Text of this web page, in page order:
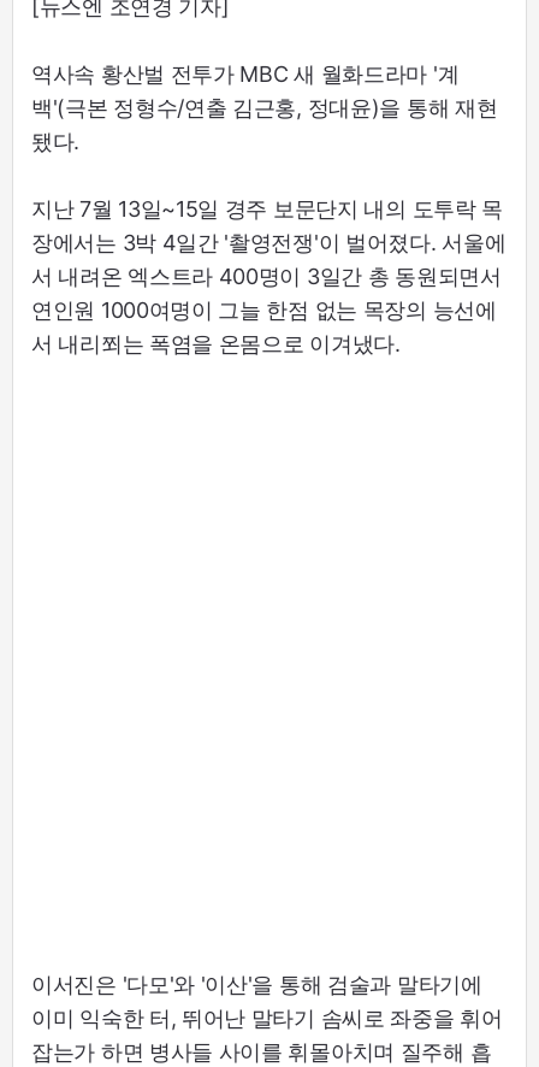
[뉴스엔 조연경 기자]
역사속 황산벌 전투가 MBC 새 월화드라마 '계
백'(극본 정형수/연출 김근홍, 정대윤)을 통해 재현
됐다.
지난 7월 13일~15일 경주 보문단지 내의 도투락 목
장에서는 3박 4일간 '촬영전쟁'이 벌어졌다. 서울에
서 내려온 엑스트라 400명이 3일간 총 동원되면서
연인원 1000여명이 그늘 한점 없는 목장의 능선에
서 내리쬐는 폭염을 온몸으로 이겨냈다.
이서진은 '다모'와 '이산'을 통해 검술과 말타기에
이미 익숙한 터, 뛰어난 말타기 솜씨로 좌중을 휘어
잡는가 하면 병사들 사이를 휘몰아치며 질주해 흡